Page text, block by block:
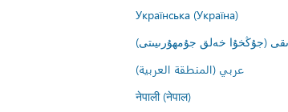
Українська (Україна)
(جۇڭخۇا خەلق جۇمھۇرىيىتى)
عربي (المنطقة العربية)
नेपाली (नेपाल)